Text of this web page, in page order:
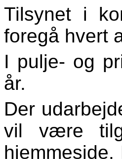
Tilsynet i
foregå hvert
I pulje- og
år.
Der
vil være